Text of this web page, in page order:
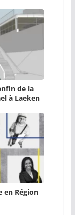
de la
à Laeken
en Région